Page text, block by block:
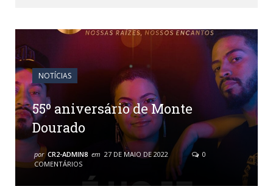
NOTÍCIAS
55º aniversário de Monte
Dourado
por CR2-ADMIN8 em 27 DE MAIO DE 2022
0
COMENTÁRIOS